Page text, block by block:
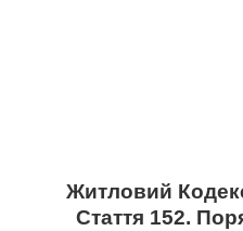
Житловий
Стаття 152.